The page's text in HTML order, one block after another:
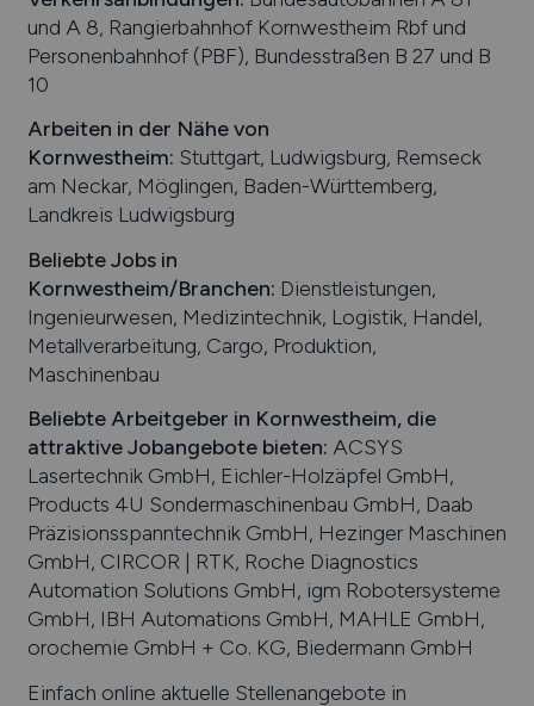
und A 8, Rangierbahnhof Kornwestheim Rbf und
Personenbahnhof (PBF), Bundesstraßen B 27 und B
10
Arbeiten in der Nähe von
Kornwestheim: Stuttgart, Ludwigsburg, Remseck
am Neckar, Möglingen, Baden-Württemberg,
Landkreis Ludwigsburg
Beliebte Jobs in
Kornwestheim/Branchen: Dienstleistungen,
Ingenieurwesen, Medizintechnik, Logistik, Handel,
Metallverarbeitung, Cargo, Produktion,
Maschinenbau
Beliebte Arbeitgeber in Kornwestheim, die
attraktive Jobangebote bieten: ACSYS
Lasertechnik GmbH, Eichler-Holzäpfel GmbH,
Products 4U Sondermaschinenbau GmbH, Daab
Präzisionsspanntechnik GmbH, Hezinger Maschinen
GmbH, CIRCOR | RTK, Roche Diagnostics
Automation Solutions GmbH, igm Robotersysteme
GmbH, IBH Automations GmbH, MAHLE GmbH,
orochemie GmbH + Co. KG, Biedermann GmbH
Einfach online aktuelle Stellenangebote in